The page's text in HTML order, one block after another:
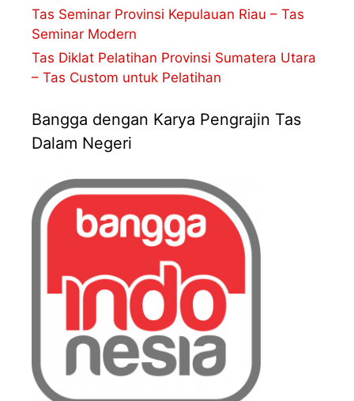
Tas Seminar Provinsi Kepulauan Riau – Tas
Seminar Modern
Tas Diklat Pelatihan Provinsi Sumatera Utara
– Tas Custom untuk Pelatihan
Bangga dengan Karya Pengrajin Tas
Dalam Negeri